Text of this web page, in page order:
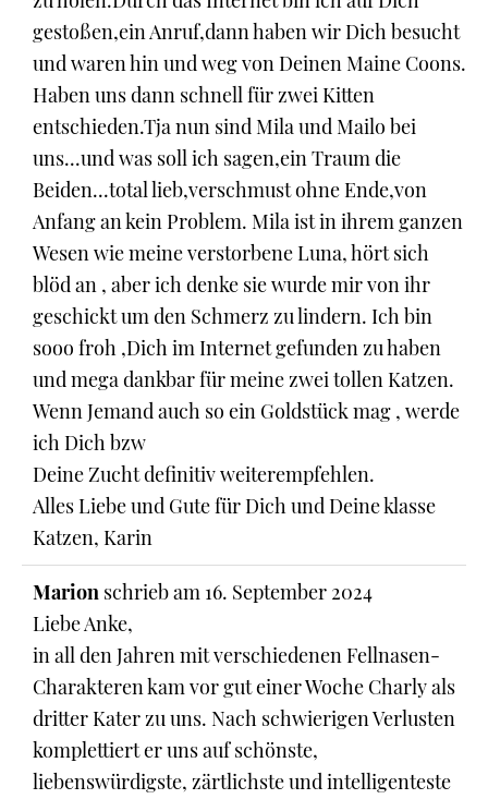
gestoßen,ein Anruf,dann haben wir Dich besucht
und waren hin und weg von Deinen Maine Coons.
Haben uns dann schnell für zwei Kitten
entschieden.Tja nun sind Mila und Mailo bei
uns...und was soll ich sagen,ein Traum die
Beiden...total lieb,verschmust ohne Ende,von
Anfang an kein Problem. Mila ist in ihrem ganzen
Wesen wie meine verstorbene Luna, hört sich
blöd an , aber ich denke sie wurde mir von ihr
geschickt um den Schmerz zu lindern. Ich bin
sooo froh ,Dich im Internet gefunden zu haben
und mega dankbar für meine zwei tollen Katzen.
Wenn Jemand auch so ein Goldstück mag , werde
ich Dich bzw
Deine Zucht definitiv weiterempfehlen.
Alles Liebe und Gute für Dich und Deine klasse
Katzen, Karin
Marion schrieb am 16. September 2024
Liebe Anke,
in all den Jahren mit verschiedenen Fellnasen-
Charakteren kam vor gut einer Woche Charly als
dritter Kater zu uns. Nach schwierigen Verlusten
komplettiert er uns auf schönste,
liebenswürdigste, zärtlichste und intelligenteste